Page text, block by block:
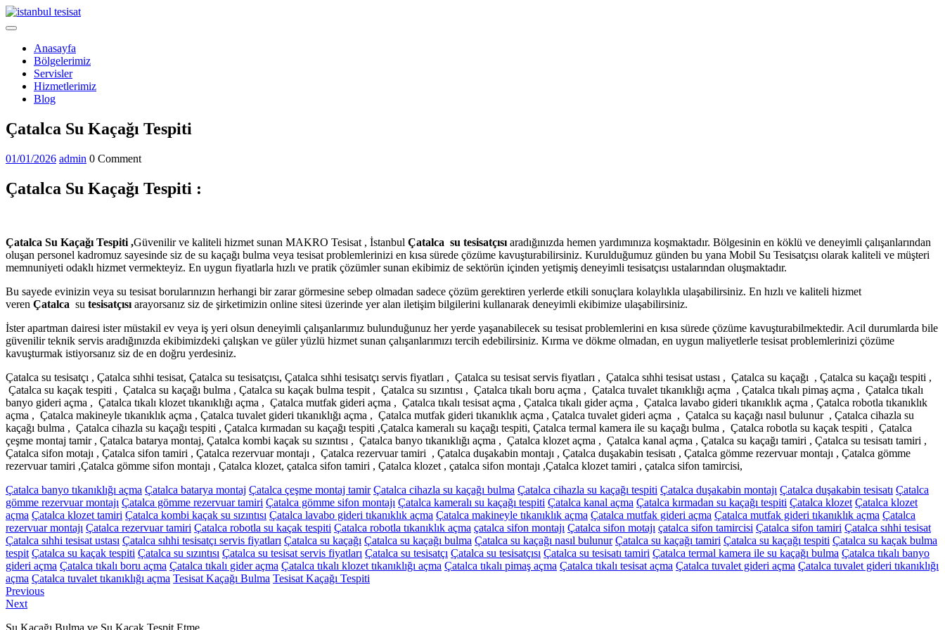
Skip
to
Open
Anasayfa
Bölgelerimiz
Servisler
Hizmetlerimiz
Blog
Close
Menu
Çatalca Su Kaçağı Tespiti
01/01/202601/01/2026
admin admin
0 Comment
Çatalca Su Kaçağı Tespiti :
Çatalca Su Kaçağı Tespiti ,Güvenilir ve kaliteli hizmet sunan MAKRO Tesisat , İstanbul Çatalca su tesisatçısı aradığınızda hemen yardımınıza koşmaktadır. Bölgesinin en köklü ve deneyimli çalışanlarından
oluşan personel kadromuz sayesinde siz de su kaçağı bulma veya tesisat problemlerinizi en kısa sürede çözüme kavuşturabilirsiniz. Kurulduğumuz günden bu yana Mobil Su Tesisatçısı olarak kaliteli ve müşteri
memnuniyeti odaklı hizmet vermekteyiz. En uygun fiyatlarla hızlı ve pratik çözümler sunan ekibimiz de sektörün içinden yetişmiş deneyimli tesisatçısı ustalarından oluşmaktadır.
Bu sayede evinizin veya su tesisat borularınızın herhangi bir zarar görmesine sebep olmadan sadece çözüm gerektiren yerlerde etkili sonuçlara kolaylıkla ulaşabilirsiniz. En hızlı ve kaliteli hizmet
veren Çatalca su tesisatçısı arayorsanız siz de şirketimizin online sitesi üzerinde yer alan iletişim bilgilerini kullanarak deneyimli ekibimize ulaşabilirsiniz.
İster apartman dairesi ister müstakil ev veya iş yeri olsun deneyimli çalışanlarımız bulunduğunuz her yerde yaşanabilecek su tesisat problemlerini en kısa sürede çözüme kavuşturabilmektedir. Acil durumlarda bile
güvenilir teknik servis aradığınızda ekibimizdeki çalışkan ve güler yüzlü hizmet sunan çalışanlarımızı tercih edebilirsiniz. Kırma ve dökme olmadan, en uygun maliyetlerle tesisat problemlerinizi çözüme
kavuşturmak istiyorsanız siz de en doğru yerdesiniz.
Çatalca su tesisatçı , Çatalca sıhhi tesisat, Çatalca su tesisatçısı, Çatalca sıhhi tesisatçı servis fiyatları , Çatalca su tesisat servis fiyatları , Çatalca sıhhi tesisat ustası , Çatalca su kaçağı , Çatalca su kaçağı tespiti ,
Çatalca su kaçak tespiti , Çatalca su kaçağı bulma , Çatalca su kaçak bulma tespit , Çatalca su sızıntısı , Çatalca tıkalı boru açma , Çatalca tuvalet tıkanıklığı açma , Çatalca tıkalı pimaş açma , Çatalca tıkalı
banyo gideri açma , Çatalca tıkalı klozet tıkanıklığı açma , Çatalca mutfak gideri açma , Çatalca tıkalı tesisat açma , Çatalca tıkalı gider açma , Çatalca lavabo gideri tıkanıklık açma , Çatalca robotla tıkanıklık
açma , Çatalca makineyle tıkanıklık açma , Çatalca tuvalet gideri tıkanıklığı açma , Çatalca mutfak gideri tıkanıklık açma , Çatalca tuvalet gideri açma , Çatalca su kaçağı nasıl bulunur , Çatalca cihazla su
kaçağı bulma , Çatalca cihazla su kaçağı tespiti , Çatalca kırmadan su kaçağı tespiti ,Çatalca kameralı su kaçağı tespiti, Çatalca termal kamera ile su kaçağı bulma , Çatalca robotla su kaçak tespiti , Çatalca
çeşme montaj tamir , Çatalca batarya montaj, Çatalca kombi kaçak su sızıntısı , Çatalca banyo tıkanıklığı açma , Çatalca klozet açma , Çatalca kanal açma , Çatalca su kaçağı tamiri , Çatalca su tesisatı tamiri ,
Çatalca sifon motajı , Çatalca sifon tamiri , Çatalca rezervuar montajı , Çatalca rezervuar tamiri , Çatalca duşakabin montajı , Çatalca duşakabin tesisatı , Çatalca gömme rezervuar montajı , Çatalca gömme
rezervuar tamiri ,Çatalca gömme sifon montajı , Çatalca klozet, çatalca sifon tamiri , Çatalca klozet , çatalca sifon montajı ,Çatalca klozet tamiri , çatalca sifon tamircisi,
Çatalca banyo tıkanıklığı açma Çatalca batarya montaj Çatalca çeşme montaj tamir Çatalca cihazla su kaçağı bulma Çatalca cihazla su kaçağı tespiti Çatalca duşakabin montajı Çatalca duşakabin tesisatı Çatalca
gömme rezervuar montajı Çatalca gömme rezervuar tamiri Çatalca gömme sifon montajı Çatalca kameralı su kaçağı tespiti Çatalca kanal açma Çatalca kırmadan su kaçağı tespiti Çatalca klozet Çatalca klozet
açma Çatalca klozet tamiri Çatalca kombi kaçak su sızıntısı Çatalca lavabo gideri tıkanıklık açma Çatalca makineyle tıkanıklık açma Çatalca mutfak gideri açma Çatalca mutfak gideri tıkanıklık açma Çatalca
rezervuar montajı Çatalca rezervuar tamiri Çatalca robotla su kaçak tespiti Çatalca robotla tıkanıklık açma çatalca sifon montajı Çatalca sifon motajı çatalca sifon tamircisi Çatalca sifon tamiri Çatalca sıhhi tesisat
Çatalca sıhhi tesisat ustası Çatalca sıhhi tesisatçı servis fiyatları Çatalca su kaçağı Çatalca su kaçağı bulma Çatalca su kaçağı nasıl bulunur Çatalca su kaçağı tamiri Çatalca su kaçağı tespiti Çatalca su kaçak bulma
tespit Çatalca su kaçak tespiti Çatalca su sızıntısı Çatalca su tesisat servis fiyatları Çatalca su tesisatçı Çatalca su tesisatçısı Çatalca su tesisatı tamiri Çatalca termal kamera ile su kaçağı bulma Çatalca tıkalı banyo
gideri açma Çatalca tıkalı boru açma Çatalca tıkalı gider açma Çatalca tıkalı klozet tıkanıklığı açma Çatalca tıkalı pimaş açma Çatalca tıkalı tesisat açma Çatalca tuvalet gideri açma Çatalca tuvalet gideri tıkanıklığı
açma Çatalca tuvalet tıkanıklığı açma Tesisat Kaçağı Bulma Tesisat Kaçağı Tespiti
Yazı
gezinmesi
PreviousPrevious
NextNext
Su Kaçağı Bulma ve Su Kaçak Tespit Etme